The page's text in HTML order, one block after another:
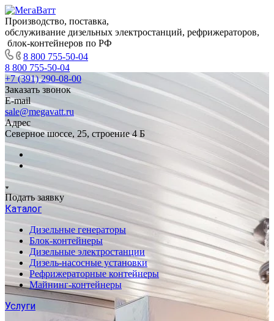
Производство, поставка,
обслуживание дизельных электростанций, рефрижераторов,
блок-контейнеров по РФ
8 800 755-50-04
8 800 755-50-04
+7 (391) 290-08-00
Заказать звонок
E-mail
sale@megavatt.ru
Адрес
Северное шоссе, 25, строение 4 Б
Подать заявку
Каталог
Дизельные генераторы
Блок-контейнеры
Дизельные электростанции
Дизель-насосные установки
Рефрижераторные контейнеры
Майнинг-контейнеры
Услуги